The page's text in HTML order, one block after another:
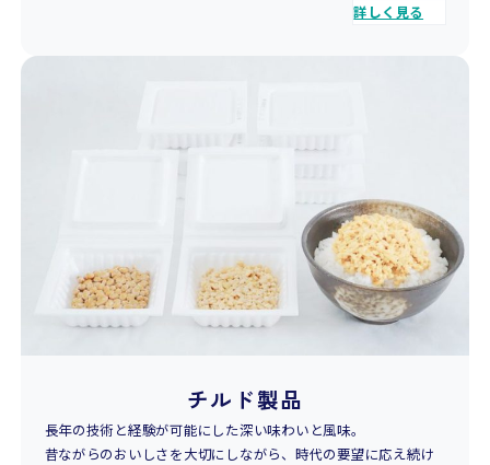
詳しく見る
チルド製品
長年の技術と経験が可能にした深い味わいと風味。
昔ながらのおいしさを大切にしながら、時代の要望に応え続け